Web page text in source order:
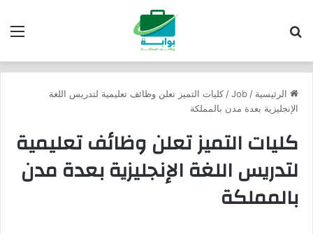
الرئيسية /
Job
/ كليات التميز تعلن وظائف تعليمية لتدريس اللغة
الإنجليزية بعدة مدن بالمملكة
كليات التميز تعلن وظائف تعليمية
لتدريس اللغة الإنجليزية بعدة مدن
بالمملكة